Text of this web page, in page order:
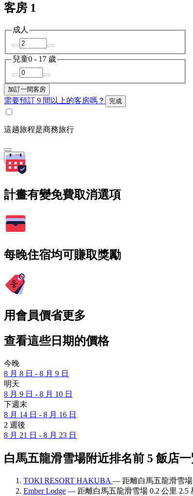
客房 1
成人
兒童0 - 17 歲
加訂一間客房
需要預訂 9 間以上的客房嗎？ 完成
這趟旅程是商務旅行
搜尋
計畫有變免費取消選項
每晚住宿均可賺取獎勵
用會員價省更多
查看這些日期的價格
今晚
8 月 8 日 - 8 月 9 日
明天
8 月 9 日 - 8 月 10 日
下週末
8 月 14 日 - 8 月 16 日
2 週後
8 月 21 日 - 8 月 23 日
白馬五龍滑雪場附近排名前 5 飯店
TOKI RESORT HAKUBA — 距離白馬五龍滑雪場
Ember Lodge — 距離白馬五龍滑雪場 0.2 公里 2.5